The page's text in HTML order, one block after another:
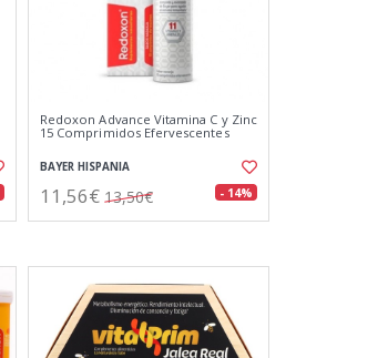
Redoxon Advance Vitamina C y Zinc
15 Comprimidos Efervescentes
BAYER HISPANIA
11,56€ 13,50€ - 14%